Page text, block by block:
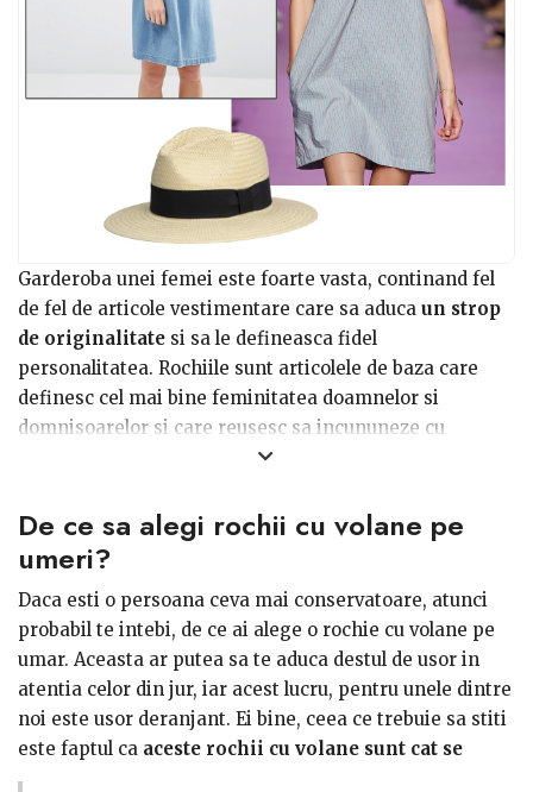
Garderoba unei femei este foarte vasta, continand fel
de fel de articole vestimentare care sa aduca un strop
de originalitate si sa le defineasca fidel
personalitatea. Rochiile sunt articolele de baza care
definesc cel mai bine feminitatea doamnelor si
domnisoarelor si care reusesc sa incununeze cu
succesc cele mai distinse calitati ale oricarei femei. Asa
fel de modele reusind sa se ridice la nivelul celor mai
pretentioase dorinte.
Foarte iubite si cautate, mai
volane pe umeri de diferite culori.Daca si tu iti
doresti cele mai frumoase modele, atunci iti spunem
noi unde la gasesti.
De ce sa alegi rochii cu volane pe
umeri?
Daca esti o persoana ceva mai conservatoare, atunci
probabil te intebi, de ce ai alege o rochie cu volane pe
umar. Aceasta ar putea sa te aduca destul de usor in
atentia celor din jur, iar acest lucru, pentru unele dintre
noi este usor deranjant. Ei bine, ceea ce trebuie sa stiti
este faptul ca aceste rochii cu volane sunt cat se
poate de feminine